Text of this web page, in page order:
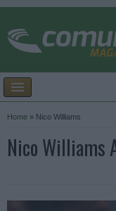
Home » Nico Williams
Nico Williams